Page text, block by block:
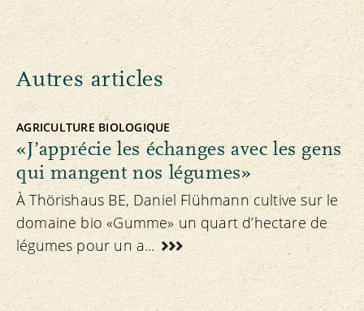
Autres articles
AGRICULTURE BIOLOGIQUE
«J’apprécie les échanges avec les gens
qui mangent nos légumes»
À Thörishaus BE, Daniel Flühmann cultive sur le
domaine bio «Gumme» un quart d’hectare de
légumes pour un a...